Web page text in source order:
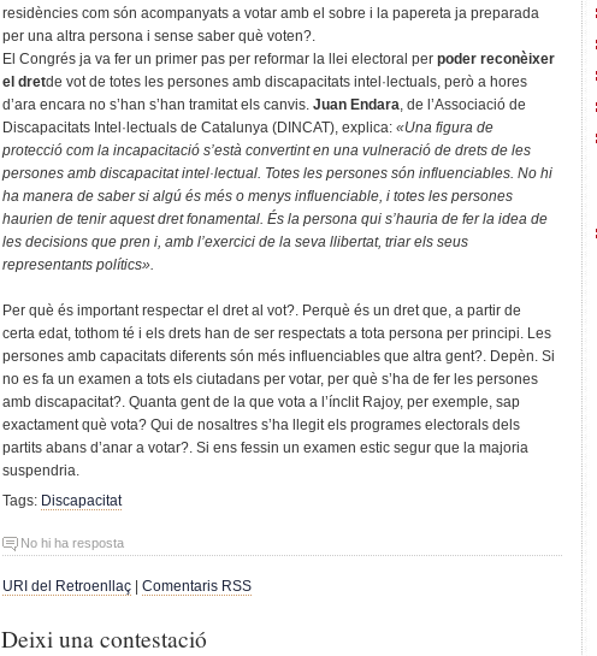
residències com són acompanyats a votar amb el sobre i la papereta ja preparada
per una altra persona i sense saber què voten?.
El Congrés ja va fer un primer pas per reformar la llei electoral per poder reconèixer
el dretde vot de totes les persones amb discapacitats intel·lectuals, però a hores
d’ara encara no s’han s’han tramitat els canvis. Juan Endara, de l’Associació de
Discapacitats Intel·lectuals de Catalunya (DINCAT), explica: «Una figura de
protecció com la incapacitació s’està convertint en una vulneració de drets de les
persones amb discapacitat intel·lectual. Totes les persones són influenciables. No hi
ha manera de saber si algú és més o menys influenciable, i totes les persones
haurien de tenir aquest dret fonamental. És la persona qui s’hauria de fer la idea de
les decisions que pren i, amb l’exercici de la seva llibertat, triar els seus
representants polítics».
Per què és important respectar el dret al vot?. Perquè és un dret que, a partir de
certa edat, tothom té i els drets han de ser respectats a tota persona per principi. Les
persones amb capacitats diferents són més influenciables que altra gent?. Depèn. Si
no es fa un examen a tots els ciutadans per votar, per què s’ha de fer les persones
amb discapacitat?. Quanta gent de la que vota a l’ínclit Rajoy, per exemple, sap
exactament què vota? Qui de nosaltres s’ha llegit els programes electorals dels
partits abans d’anar a votar?. Si ens fessin un examen estic segur que la majoria
suspendria.
Tags: Discapacitat
No hi ha resposta
URI del Retroenllaç | Comentaris RSS
Deixi una contestació